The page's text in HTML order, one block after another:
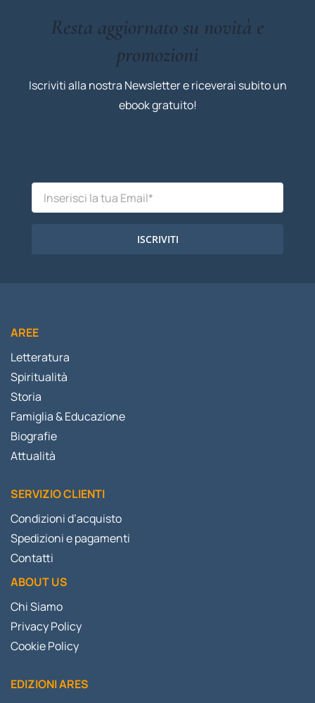
Resta aggiornato su novità e
promozioni
Iscriviti alla nostra Newsletter e riceverai subito un
ebook gratuito!
ISCRIVITI
AREE
Letteratura
Spiritualità
Storia
Famiglia & Educazione
Biografie
Attualità
SERVIZIO CLIENTI
Condizioni d’acquisto
Spedizioni e pagamenti
Contatti
ABOUT US
Chi Siamo
Privacy Policy
Cookie Policy
EDIZIONI ARES